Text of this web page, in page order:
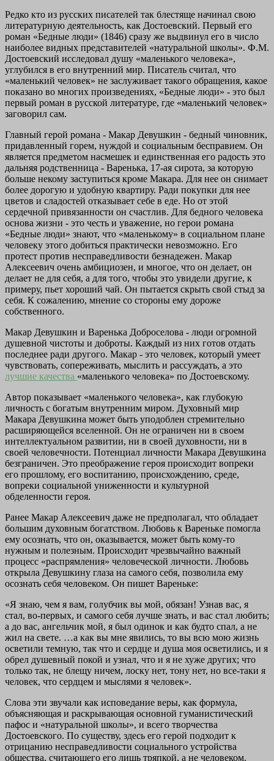
Редко кто из русских писателей так блестяще начинал свою
литературную деятельность, как Достоевский. Первый его
роман «Бедные люди» (1846) сразу же выдвинул его в число
наиболее видных представителей «натуральной школы». Ф.М.
Достоевский исследовал душу «маленького человека»,
углубился в его внутренний мир. Писатель считал, что
«маленький человек» не заслуживает такого обращения, какое
показано во многих произведениях, «Бедные люди» - это был
первый роман в русской литературе, где «маленький человек»
заговорил сам.
Главный герой романа - Макар Девушкин - бедный чиновник,
придавленный горем, нуждой и социальным бесправием. Он
является предметом насмешек и единственная его радость это
дальняя родственница - Варенька, 17-ая сирота, за которую
больше некому заступиться кроме Макара. Для нее он снимает
более дорогую и удобную квартиру. Ради покупки для нее
цветов и сладостей отказывает себе в еде. Но от этой
сердечной привязанности он счастлив. Для бедного человека
основа жизни - это честь и уважение, но герои романа
«Бедные люди» знают, что «маленькому» в социальном плане
человеку этого добиться практически невозможно. Его
протест против несправедливости безнадежен. Макар
Алексеевич очень амбициозен, и многое, что он делает, он
делает не для себя, а для того, чтобы это увидели другие, к
примеру, пьет хороший чай. Он пытается скрыть свой стыд за
себя. К сожалению, мнение со стороны ему дороже
собственного.
Макар Девушкин и Варенька Доброселова - люди огромной
душевной чистоты и доброты. Каждый из них готов отдать
последнее ради другого. Макар - это человек, который умеет
чувствовать, сопереживать, мыслить и рассуждать, а это
лучшие качества «маленького человека» по Достоевскому.
Автор показывает «маленького человека», как глубокую
личность с богатым внутренним миром. Духовный мир
Макара Девушкина может быть уподоблен стремительно
расширяющейся вселенной. Он не ограничен ни в своем
интеллектуальном развитии, ни в своей духовности, ни в
своей человечности. Потенциал личности Макара Девушкина
безграничен. Это преображение героя происходит вопреки
его прошлому, его воспитанию, происхождению, среде,
вопреки социальной униженности и культурной
обделенности героя.
Ранее Макар Алексеевич даже не предполагал, что обладает
большим духовным богатством. Любовь к Вареньке помогла
ему осознать, что он, оказывается, может быть кому-то
нужным и полезным. Происходит чрезвычайно важный
процесс «распрямления» человеческой личности. Любовь
открыла Девушкину глаза на самого себя, позволила ему
осознать себя человеком. Он пишет Вареньке:
«Я знаю, чем я вам, голубчик вы мой, обязан! Узнав вас, я
стал, во-первых, и самого себя лучше знать, и вас стал любить;
а до вас, ангельчик мой, я был одинок и как будто спал, а не
жил на свете. …а как вы мне явились, то вы всю мою жизнь
осветили темную, так что и сердце и душа моя осветились, и я
обрел душевный покой и узнал, что и я не хуже других; что
только так, не блещу ничем, лоску нет, тону нет, но все-таки я
человек, что сердцем и мыслями я человек».
Слова эти звучали как исповедание веры, как формула,
объясняющая и раскрывающая основной гуманистический
пафос и «натуральной школы», и всего творчества
Достоевского. По существу, здесь его герой подходит к
отрицанию несправедливости социального устройства
общества, считающего его лишь тряпкой, а не человеком.